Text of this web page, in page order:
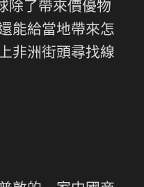
除了帶來價優物
能給當地帶來怎
非洲街頭尋找線